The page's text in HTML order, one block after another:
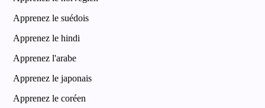
Apprenez le suédois
Apprenez le hindi
Apprenez l'arabe
Apprenez le japonais
Apprenez le coréen